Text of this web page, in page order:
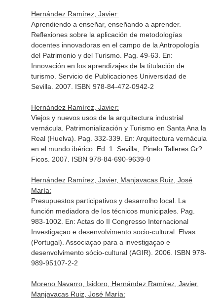
Hernández Ramírez, Javier:
Aprendiendo a enseñar, enseñando a aprender.
Reflexiones sobre la aplicación de metodologías
docentes innovadoras en el campo de la Antropología
del Patrimonio y del Turismo. Pag. 49-63. En:
Innovación en los aprendizajes de la titulación de
turismo. Servicio de Publicaciones Universidad de
Sevilla. 2007. ISBN 978-84-472-0942-2
Hernández Ramírez, Javier:
Viejos y nuevos usos de la arquitectura industrial
vernácula. Patrimonialización y Turismo en Santa Ana la
Real (Huelva). Pag. 332-339. En: Arquitectura vernácula
en el mundo ibérico. Ed. 1. Sevilla,. Pinelo Talleres Gr?
Ficos. 2007. ISBN 978-84-690-9639-0
Hernández Ramírez, Javier, Manjavacas Ruiz, José
María:
Presupuestos participativos y desarrolho local. La
función mediadora de los técnicos municipales. Pag.
983-1002. En: Actas do II Congresso Internacional
Investigaçao e desenvolvimento socio-cultural. Elvas
(Portugal). Associaçao para a investigaçao e
desenvolvimento sócio-cultural (AGIR). 2006. ISBN 978-
989-95107-2-2
Moreno Navarro, Isidoro, Hernández Ramírez, Javier,
Manjavacas Ruiz, José María: